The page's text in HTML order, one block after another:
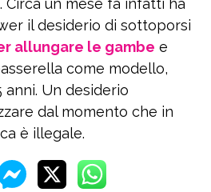
il desiderio di sottoporsi
allungare le gambe e
come modello,
anni. Un desiderio
dal momento che in
è illegale.